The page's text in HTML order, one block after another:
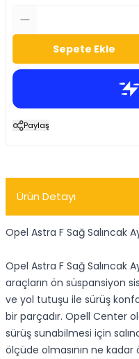
Sepete Ekle
Paylaş
Ürün Detayı
Opel Astra F Sağ Salıncak
Opel Astra F Sağ Salıncak
araçların ön süspansiyon
ve yol tutuşu ile sürüş
bir parçadır. Opell Center
sürüş sunabilmesi için
ölçüde olmasının ne